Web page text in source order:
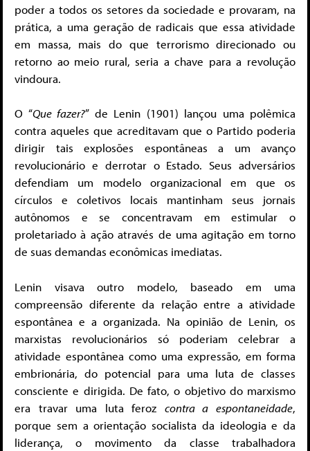
poder a todos os setores da sociedade e provaram, na
prática, a uma geração de radicais que essa atividade
em massa, mais do que terrorismo direcionado ou
retorno ao meio rural, seria a chave para a revolução
vindoura.
O “Que fazer?” de Lenin (1901) lançou uma polêmica
contra aqueles que acreditavam que o Partido poderia
dirigir tais explosões espontâneas a um avanço
revolucionário e derrotar o Estado. Seus adversários
defendiam um modelo organizacional em que os
círculos e coletivos locais mantinham seus jornais
autônomos e se concentravam em estimular o
proletariado à ação através de uma agitação em torno
de suas demandas econômicas imediatas.
Lenin visava outro modelo, baseado em uma
compreensão diferente da relação entre a atividade
espontânea e a organizada. Na opinião de Lenin, os
marxistas revolucionários só poderiam celebrar a
atividade espontânea como uma expressão, em forma
embrionária, do potencial para uma luta de classes
consciente e dirigida. De fato, o objetivo do marxismo
era travar uma luta feroz contra a espontaneidade,
porque sem a orientação socialista da ideologia e da
liderança, o movimento da classe trabalhadora